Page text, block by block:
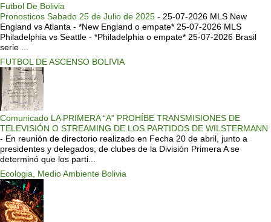
Futbol De Bolivia
Pronosticos Sabado 25 de Julio de 2025 - 25-07-2026 MLS New
England vs Atlanta - *New England o empate* 25-07-2026 MLS
Philadelphia vs Seattle - *Philadelphia o empate* 25-07-2026 Brasil
serie ...
FUTBOL DE ASCENSO BOLIVIA
Comunicado LA PRIMERA “A” PROHÍBE TRANSMISIONES DE
TELEVISIÓN O STREAMING DE LOS PARTIDOS DE WILSTERMANN
- En reunión de directorio realizado en Fecha 20 de abril, junto a
presidentes y delegados, de clubes de la División Primera A se
determinó que los parti...
Ecologia, Medio Ambiente Bolivia